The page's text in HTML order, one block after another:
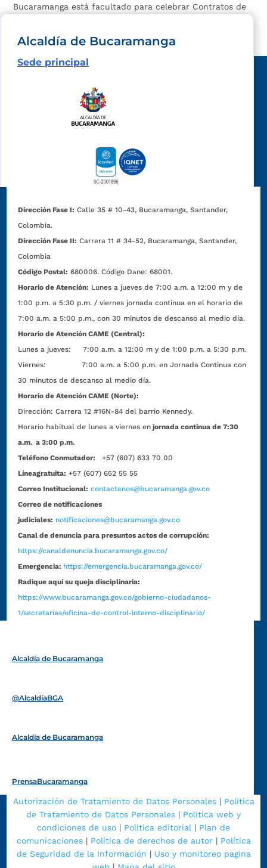
Bucaramanga está facultado para celebrar Contratos de
Alcaldía de Bucaramanga
Sede principal
Dirección Fase I: Calle 35 # 10-43, Bucaramanga, Santander,
Colombia.
Dirección Fase II: Carrera 11 # 34-52, Bucaramanga, Santander,
Colombia
Código Postal: 680006. Código Dane: 68001.
Horario de Atención: Lunes a jueves de 7:00 a.m. a 12:00 m y de
1:00 p.m. a 5:30 p.m. / viernes jornada continua en el horario de
7:00 a.m. a 5:00 p.m., con 30 minutos de descanso al medio día.
Horario de Atención CAME (Central):
Lunes a jueves: 7:00 a.m. a 12:00 m y de 1:00 p.m. a 5:30 p.m.
Viernes: 7:00 a.m. a 5:00 p.m. en Jornada Continua con
30 minutos de descanso al medio día.
Horario de Atención CAME (Norte):
Dirección:Carrera 12 #16N-84 del barrio Kennedy.
Horario habitual de lunes a viernes en jornada continua de 7:30
a.m. a 3:00 p.m.
Teléfono Conmutador:
+57 (607) 633 70 00
Líneagratuita: +57 (607) 652 55 55
Correo Institucional: contactenos@bucaramanga.gov.co
Correo de notificaciones
judiciales: notificaciones@bucaramanga.gov.co
Canal de denuncia para presuntos actos de corrupción:
https://canaldenuncia.bucaramanga.gov.co/
Emergencia: https://emergencia.bucaramanga.gov.co/
Radique aquí su queja disciplinaria:
https://www.bucaramanga.gov.co/gobierno-ciudadanos-
1/secretarias/oficina-de-control-interno-disciplinario/
Alcaldía de Bucaramanga
@AlcaldíaBGA
Alcaldía de Bucaramanga
PrensaBucaramanga
Autorización de Tratamiento de Datos Personales| Política
de Tratamiento de Datos Personales | Política web y
condiciones de uso | Política editorial | Plan de
comunicaciones| Política de derechos de autor| Política
de Seguridad de la Información | Uso y monitoreo pagina